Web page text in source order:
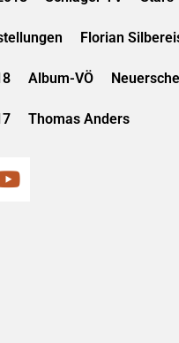
Florian
Album-VÖ
Thomas Anders